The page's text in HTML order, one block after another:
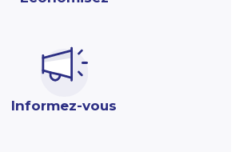
Informez-vous